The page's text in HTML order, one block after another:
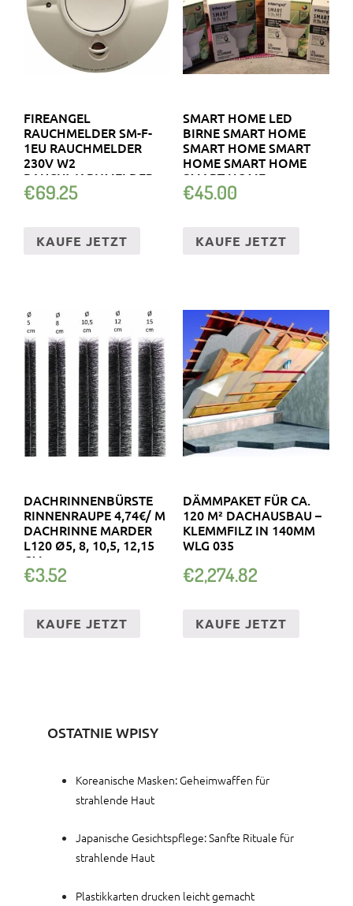
FIREANGEL
RAUCHMELDER SM-F-
1EU RAUCHMELDER
230V W2
RAUCHWARNMELDER
KABEL
€69.25
KAUFE JETZT
SMART HOME LED
BIRNE SMART HOME
SMART HOME SMART
HOME SMART HOME
SMART HOME
€45.00
KAUFE JETZT
DACHRINNENBÜRSTE
RINNENRAUPE 4,74€/ M
DACHRINNE MARDER
L120 Ø5, 8, 10,5, 12,15
CM
€3.52
KAUFE JETZT
DÄMMPAKET FÜR CA.
120 M² DACHAUSBAU –
KLEMMFILZ IN 140MM
WLG 035
€2,274.82
KAUFE JETZT
OSTATNIE WPISY
Koreanische Masken: Geheimwaffen für
strahlende Haut
Japanische Gesichtspflege: Sanfte Rituale für
strahlende Haut
Plastikkarten drucken leicht gemacht